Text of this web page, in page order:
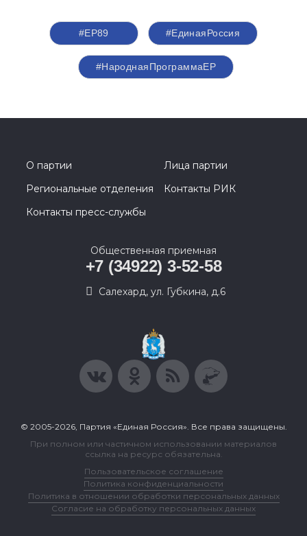
#ЕР89 #‎ЕдинаяРоссия
#НароднаяПрограммаЕР
О партии
Лица партии
Региональные отделения
Контакты РИК
Контакты пресс-службы
Общественная приемная
+7 (34922) 3-52-58
Салехард, ул. Губкина, д.6
© 2005-2026, Партия «Единая Россия». Все права защищены.
При полном или частичном использовании материалов
ссылка на ресурс обязательна.
Пользовательское соглашение
Политика конфиденциальности
Политика в отношении обработки персональных данных
Согласие на обработку персональных данных